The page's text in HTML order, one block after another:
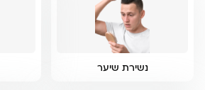
נשירת שיער